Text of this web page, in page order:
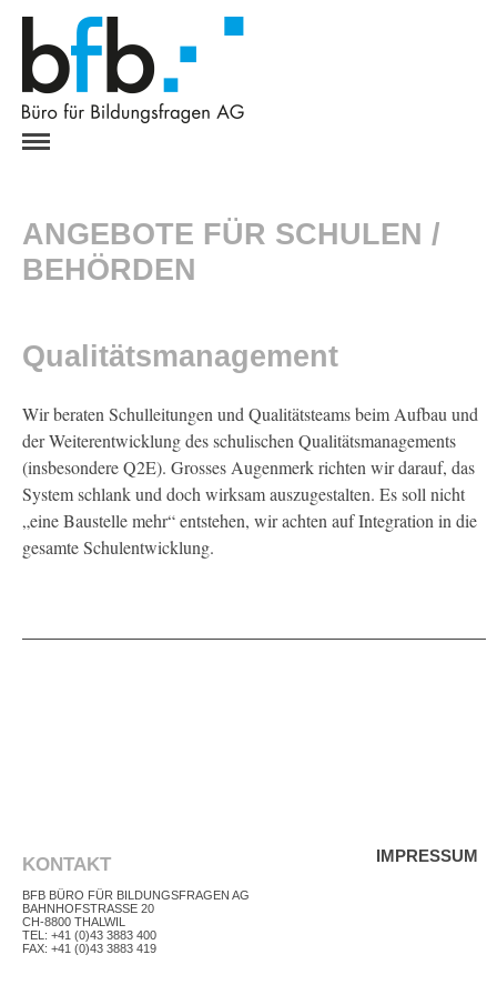
ODA / VERBÄNDE
SCHULEN / BEHÖRDEN
Dialogimpuls
UNTERNEHMEN
ÜBER UNS
REFERENZEN
KONTAKT
ANGEBOTE FÜR SCHULEN /
BEHÖRDEN
Qualitätsmanagement
Wir beraten Schulleitungen und Qualitätsteams beim Aufbau und
der Weiterentwicklung des schulischen Qualitätsmanagements
(insbesondere Q2E). Grosses Augenmerk richten wir darauf, das
System schlank und doch wirksam auszugestalten. Es soll nicht
„eine Baustelle mehr“ entstehen, wir achten auf Integration in die
gesamte Schulentwicklung.
KONTAKT
BFB BÜRO FÜR BILDUNGSFRAGEN AG
BAHNHOFSTRASSE 20
CH-8800 THALWIL
TEL: +41 (0)43 3883 400
FAX: +41 (0)43 3883 419
IMPRESSUM